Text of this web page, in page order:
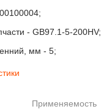
- GB97.1-5-200HV;
мм - 5;
Применяемость